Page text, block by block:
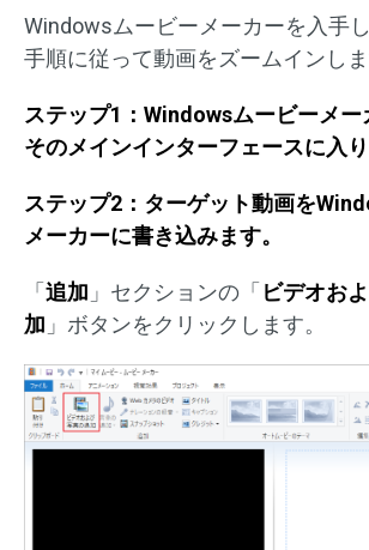
Windowsムービーメーカーを入手
手順に従って動画をズームインしま
ステップ1 ： Windowsムービーメー
そのメインインターフェースに入り
ステップ2 ：ターゲット動画を
メーカーに書き込みます。
「追加 」セクションの「ビデオお
加 」ボタンをクリックします。